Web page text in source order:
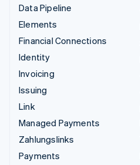
Data Pipeline
Elements
Financial Connections
Identity
Invoicing
Issuing
Link
Managed Payments
Zahlungslinks
Payments